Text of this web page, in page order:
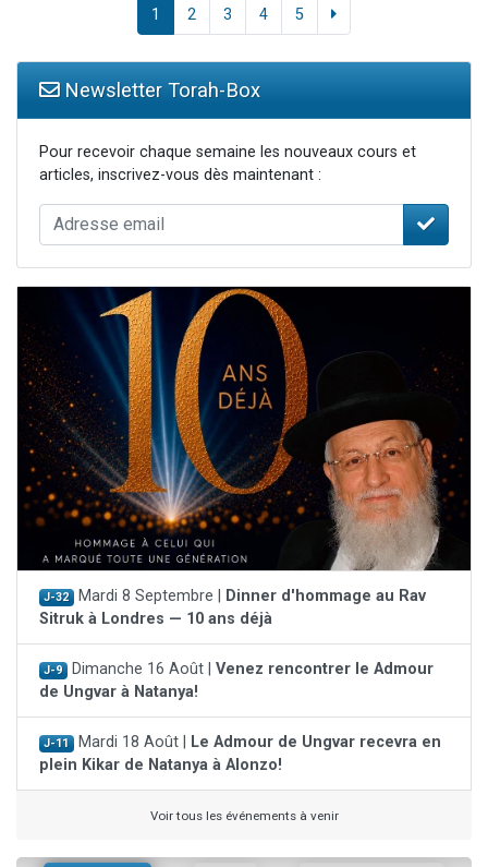
1 2 3 4 5
Newsletter Torah-Box
Pour recevoir chaque semaine les nouveaux cours et
articles, inscrivez-vous dès maintenant :
J-32 Mardi 8 Septembre |
Dinner d'hommage au Rav
Sitruk à Londres — 10 ans déjà
J-9 Dimanche 16 Août | Venez rencontrer le Admour
de Ungvar à Natanya!
J-11 Mardi 18 Août |
Le Admour de Ungvar recevra en
plein Kikar de Natanya à Alonzo!
Voir tous les événements à venir